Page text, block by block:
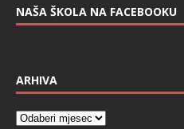
NAŠA ŠKOLA NA FACEBOOKU
ARHIVA